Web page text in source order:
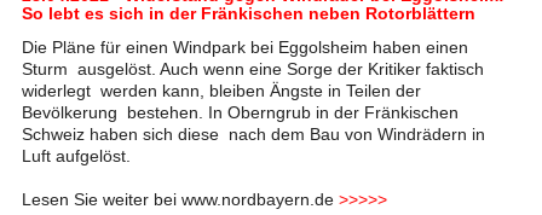
So lebt es sich in der Fränkischen neben Rotorblättern
Die Pläne für einen Windpark bei Eggolsheim haben einen
Sturm ausgelöst. Auch wenn eine Sorge der Kritiker faktisch
widerlegt werden kann, bleiben Ängste in Teilen der
Bevölkerung bestehen. In Oberngrub in der Fränkischen
Schweiz haben sich diese nach dem Bau von Windrädern in
Luft aufgelöst.
Lesen Sie weiter bei www.nordbayern.de >>>>>